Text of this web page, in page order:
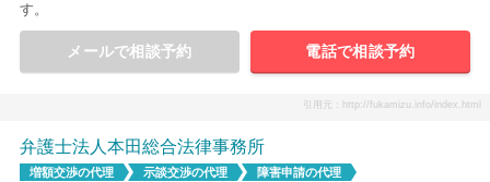
す。
メールで相談予約 電話で相談予約
引用元：http://fukamizu.info/index.html
弁護士法人本田総合法律事務所
増額交渉の代理 示談交渉の代理 障害申請の代理